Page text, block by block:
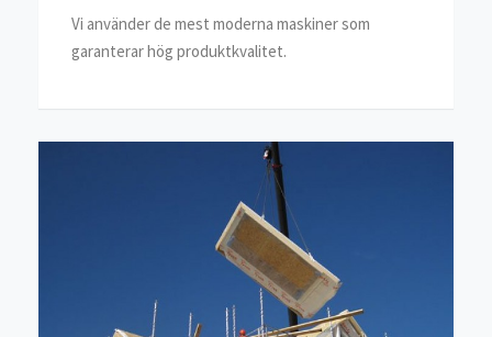
Vi använder de mest moderna maskiner som
garanterar hög produktkvalitet.